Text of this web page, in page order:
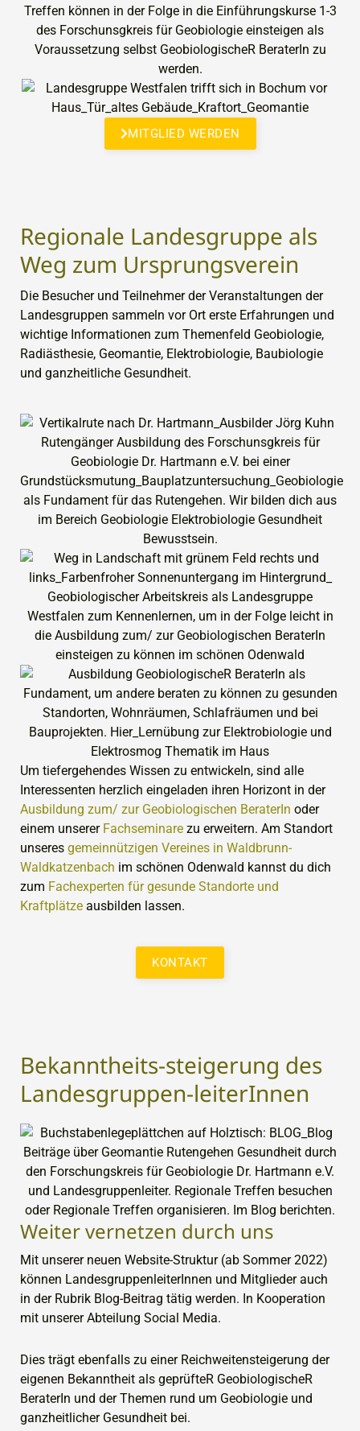
MITGLIED WERDEN
Regionale Landesgruppe als
Weg zum Ursprungsverein
Die Besucher und Teilnehmer der Veranstaltungen der
Landesgruppen sammeln vor Ort erste Erfahrungen und
wichtige Informationen zum Themenfeld Geobiologie,
Radiästhesie, Geomantie, Elektrobiologie, Baubiologie
und ganzheitliche Gesundheit.
Um tiefergehendes Wissen zu entwickeln, sind alle
Interessenten herzlich eingeladen ihren Horizont in der
Ausbildung zum/ zur Geobiologischen BeraterIn oder
einem unserer Fachseminare zu erweitern. Am Standort
unseres gemeinnützigen Vereines in Waldbrunn-
Waldkatzenbach im schönen Odenwald kannst du dich
zum Fachexperten für gesunde Standorte und
Kraftplätze ausbilden lassen.
KONTAKT
Bekanntheits-steigerung des
Landesgruppen-leiterInnen
Weiter vernetzen durch uns
Mit unserer neuen Website-Struktur (ab Sommer 2022)
können LandesgruppenleiterInnen und Mitglieder auch
in der Rubrik Blog-Beitrag tätig werden. In Kooperation
mit unserer Abteilung Social Media.
Dies trägt ebenfalls zu einer Reichweitensteigerung der
eigenen Bekanntheit als geprüfteR GeobiologischeR
BeraterIn und der Themen rund um Geobiologie und
ganzheitlicher Gesundheit bei.